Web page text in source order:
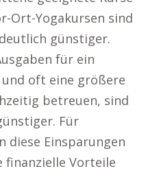
Ort-Yogakursen sind
günstiger.
für ein
oft eine größere
betreuen, sind
Für
diese Einsparungen
finanzielle Vorteile